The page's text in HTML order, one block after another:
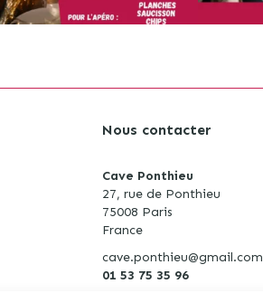
Nous contacter
Cave Ponthieu
27, rue de Ponthieu
75008 Paris
France
cave.ponthieu@gmail.com
01 53 75 35 96